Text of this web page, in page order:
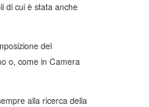
di cui è stata anche
del
o, come in Camera
alla ricerca della